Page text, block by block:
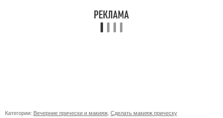
Категории: Вечерние прически и макияж Сделать макияж прическу